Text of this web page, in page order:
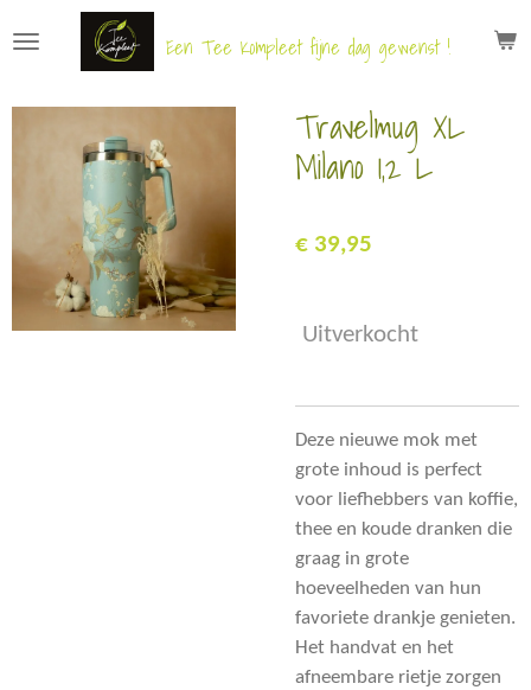
direct
de
hoofdinhoud
Een Tee Kompleet fijne dag gewenst !
Travelmug XL
Milano 1,2 L
€ 39,95
Uitverkocht
Deze nieuwe mok met
grote inhoud is perfect
voor liefhebbers van koffie,
thee en koude dranken die
graag in grote
hoeveelheden van hun
favoriete drankje genieten.
Het handvat en het
afneembare rietje zorgen